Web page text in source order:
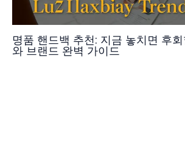
명품 핸드백 추천: 지금 놓치면 후
와 브랜드 완벽 가이드